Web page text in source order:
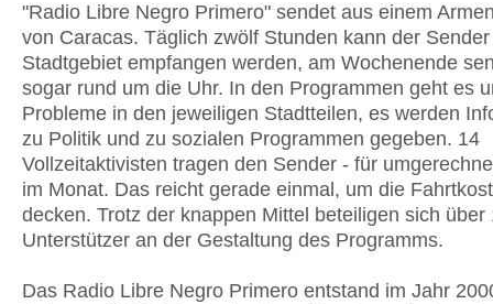
"Radio Libre Negro Primero" sendet aus einem
von Caracas. Täglich zwölf Stunden kann der
Stadtgebiet empfangen werden, am Wochenende
sogar rund um die Uhr. In den Programmen geht es
Probleme in den jeweiligen Stadtteilen, es werden
zu Politik und zu sozialen Programmen gegeben. 14
Vollzeitaktivisten tragen den Sender - für
im Monat. Das reicht gerade einmal, um die
decken. Trotz der knappen Mittel beteiligen sich über
Unterstützer an der Gestaltung des Programms.
Das Radio Libre Negro Primero entstand im Jahr